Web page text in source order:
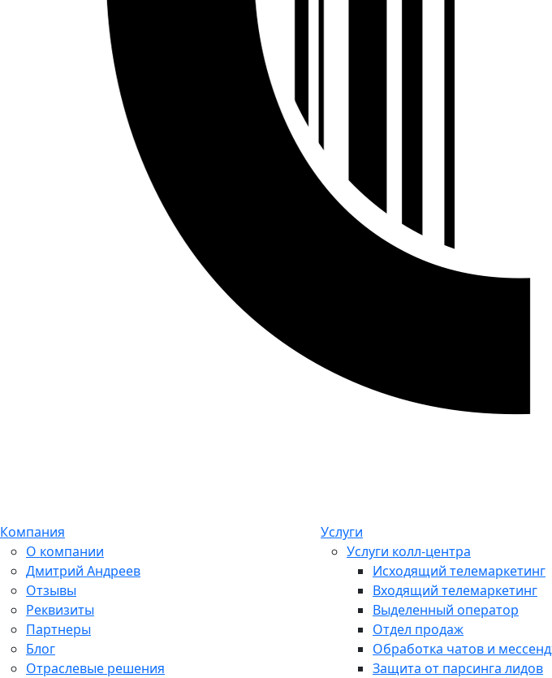
Компания
О компании
Дмитрий Андреев
Отзывы
Реквизиты
Партнеры
Блог
Отраслевые решения
Услуги
Услуги колл-центра
Исходящий телемаркетинг
Входящий телемаркетинг
Выделенный оператор
Отдел продаж
Обработка чатов и
Защита от парсинга лидов